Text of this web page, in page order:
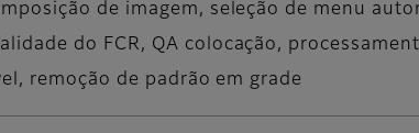
de imagem, seleção de menu
do FCR, QA colocação,
remoção de padrão em grade